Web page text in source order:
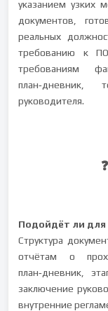
указанием узких
документов,
реальных
требованию к
требованиям
план‑дневник,
руководителя.
Подойдёт ли для
Структура
отчётам о
план‑дневник,
заключение
внутренние